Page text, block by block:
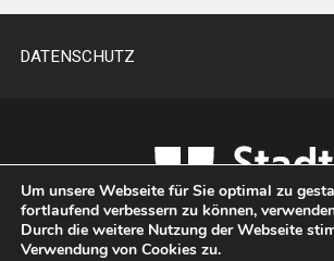
DATENSCHUTZ
Um unsere Webseite für Sie optimal zu
fortlaufend verbessern zu können,
Durch die weitere Nutzung der Webseite
Verwendung von Cookies zu.